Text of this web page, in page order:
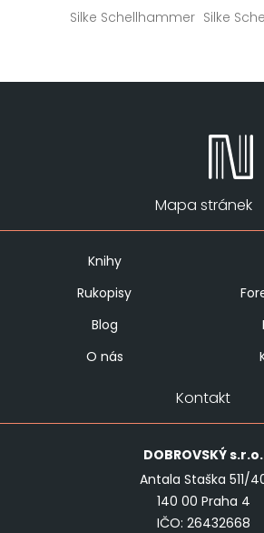
Silke Schellhammer Silke
Mapa stránek
Knihy
Rukopisy
Blog
O nás
Kontakt
DOBROVSKÝs.r.o.
Antala Staška 511/
140 00 Praha 4
IČO: 26432668